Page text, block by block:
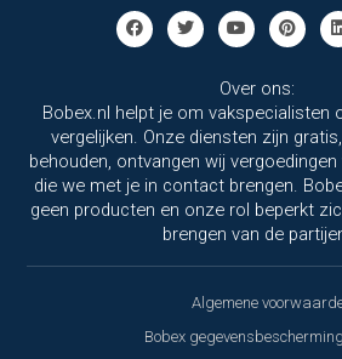
Over ons:
Bobex.nl helpt je om vakspecialisten
vergelijken. Onze diensten zijn
behouden, ontvangen wij
die we met je in contact brengen.
geen producten en onze rol beperkt
brengen van de
Algemene
Bobex